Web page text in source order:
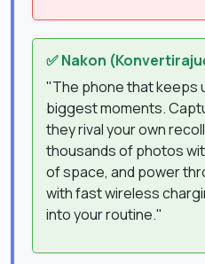
✅ Nakon
"The phone that keeps
biggest moments.
they rival your own
thousands of photos
of space, and power
with fast wireless
into your routine."